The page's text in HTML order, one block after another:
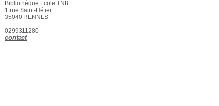
Section
Divers[1]
Français
Bibliothèque Ecole TNB
1 rue Saint-Hélier
35040 RENNES
0299311280
contact